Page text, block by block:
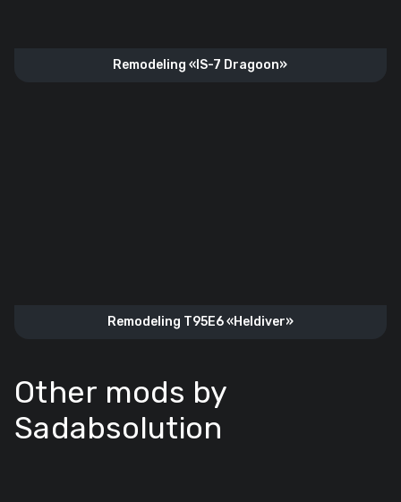
Remodeling «IS-7 Dragoon»
Remodeling T95E6 «Heldiver»
Other mods by
Sadabsolution